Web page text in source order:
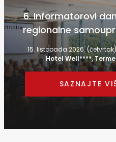
6. Informatorovi
regionalne
15. listopada 2026.
Hotel Well****,
SAZNAJTE